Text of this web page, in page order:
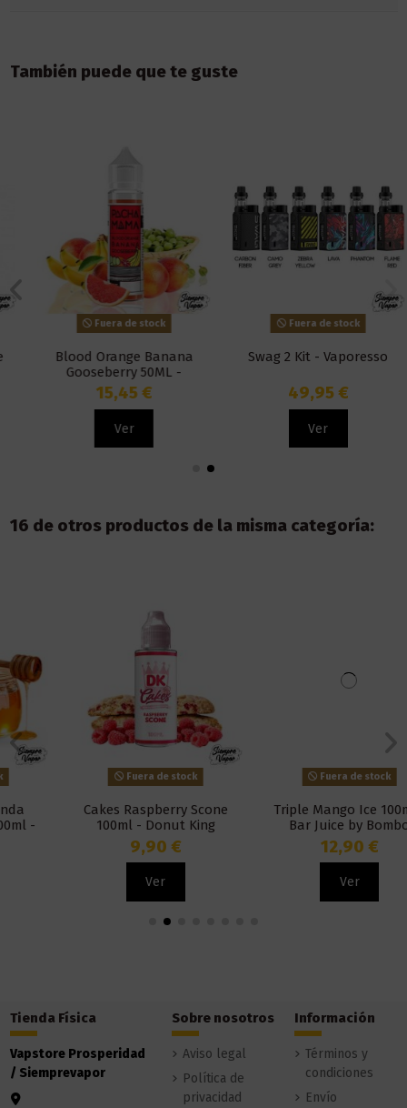
También puede que te guste
Fuera de stock
Blood Orange Banana
Gooseberry 50ML -
Pachamama
15,45 €
Ver
Fuera de stock
Swag 2 Kit - Vaporesso
49,95 €
Ver
16 de otros productos de la misma categoría:
Fuera de stock
Cakes Raspberry Scone
100ml - Donut King
9,90 €
Fuera de stock
Triple Mango Ice 100ml -
Bar Juice by Bombo
12,90 €
Tienda Física
Vapstore Prosperidad
/ Siemprevapor
Sobre nosotros
Aviso legal
Política de
privacidad
Información
Términos y
condiciones
Envío